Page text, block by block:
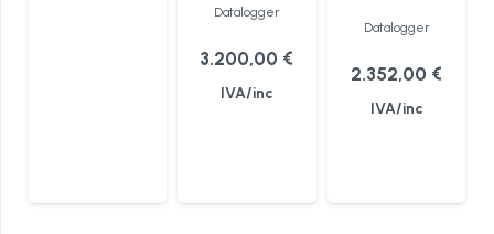
Datalogger
3.200,00 €
IVA/inc
Datalogger
2.352,00 €
IVA/inc